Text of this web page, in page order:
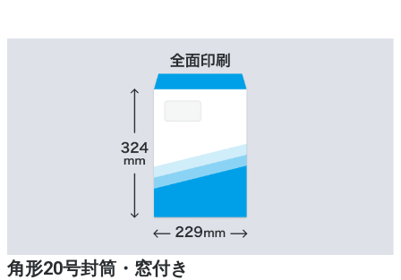
角形20号封筒・窓付き